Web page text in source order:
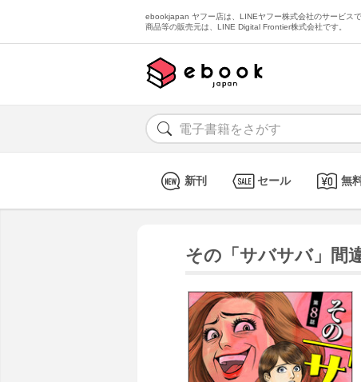
ebookjapan ヤフー店は、LINEヤフー株式会社のサービス
商品等の販売元は、LINE Digital Frontier株式会社です。
新刊 セール 無
その「サバサバ」間